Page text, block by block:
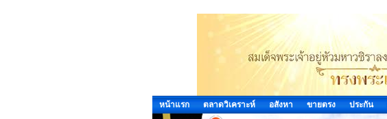
หน้าแรก ตลาดวิเคราะห์ อสังหา ขายตรง ประกัน